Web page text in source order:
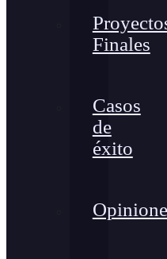
Finales
Casos
de
éxito